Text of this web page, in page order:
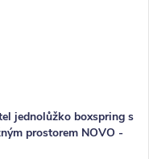
jednolůžko boxspring s
prostorem NOVO -